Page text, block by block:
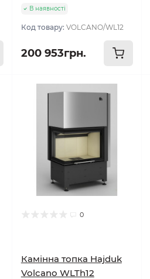
В наявності
Код товару: VOLCANO/WL12
200 953грн.
0
Камінна топка Hajduk
Volcano WLTh12